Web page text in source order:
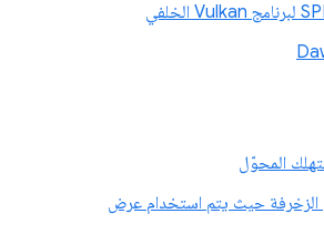
المحوّل
الزخرفة حيث يتم استخدام عرض